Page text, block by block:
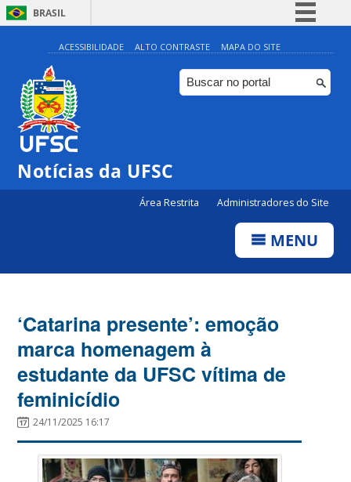
BRASIL
Simplifique!
Comunica BR
Participe
ACESSIBILIDADE ALTO CONTRASTE MAPA DO SITE
Notícias da UFSC
Área Restrita Administradores do Site
MENU
‘Catarina presente’: emoção
marca homenagem à
estudante da UFSC vítima de
feminicídio
24/11/2025 16:17